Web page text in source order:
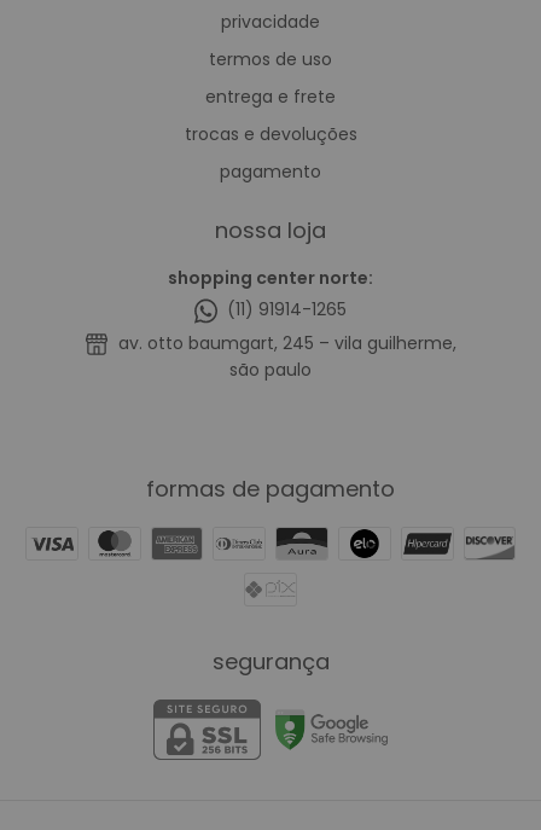
privacidade
termos de uso
entrega e frete
trocas e devoluções
pagamento
nossa loja
shopping center norte:
(11) 91914-1265
av. otto baumgart, 245 – vila guilherme,
são paulo
formas de pagamento
segurança